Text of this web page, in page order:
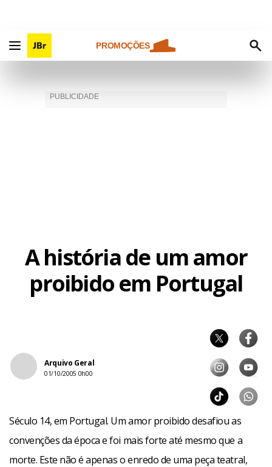
PROMOÇÕES
A história de um amor
proibido em Portugal
Arquivo Geral
01/10/2005 0h00
Século 14, em Portugal. Um amor proibido desafiou as
convenções da época e foi mais forte até mesmo que a
morte. Este não é apenas o enredo de uma peça teatral,